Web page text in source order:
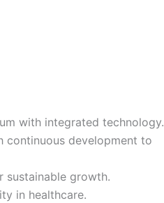
with integrated technology.
continuous development to
sustainable growth.
in healthcare.